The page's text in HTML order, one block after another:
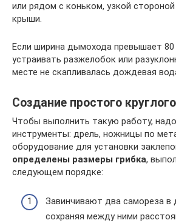
или рядом с коньком, узкой
крыши.
Если ширина дымохода превышает 80
устраивать разжелобок или
месте не скапливалась дождевая
Создание простого
Чтобы выполнить такую работу,
инструменты: дрель, ножницы по
оборудование для установки
определены размеры грибка,
следующем порядке:
Завинчивают два самореза в
сохраняя между ними